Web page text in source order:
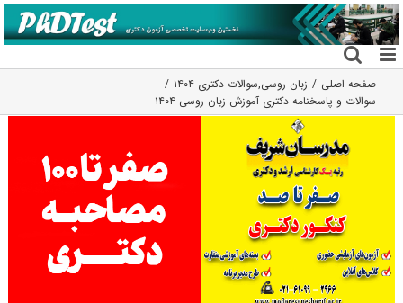
رفتن
به
محتوا
صفحه اصلی زبان روسی,سوالات دکتری ۱۴۰۴
سوالات و پاسخنامه دکتری آموزش زبان روسی ۱۴۰۴